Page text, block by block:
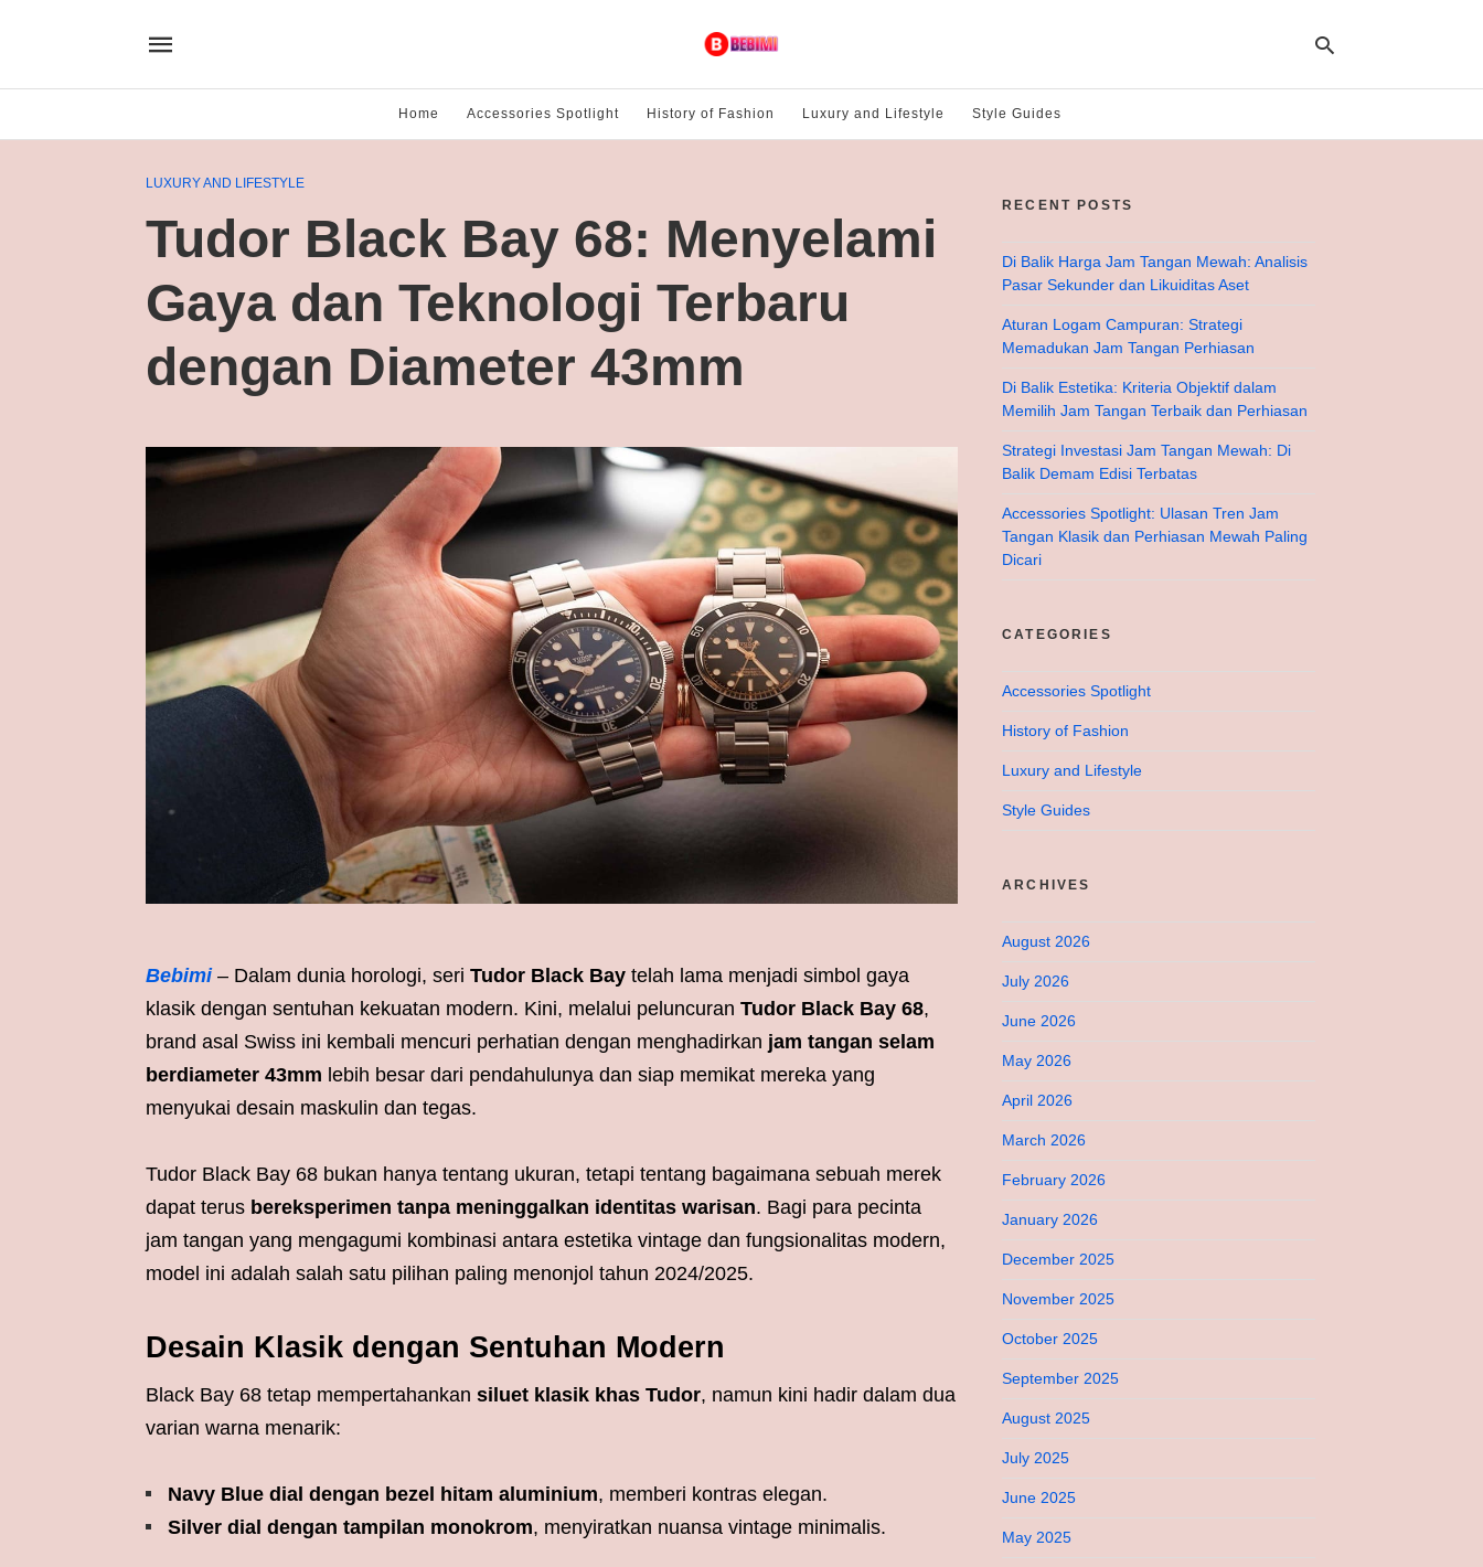
Home Accessories Spotlight History of Fashion Luxury and Lifestyle Style Guides
LUXURY AND LIFESTYLE
Tudor Black Bay 68: Menyelami
Gaya dan Teknologi Terbaru
dengan Diameter 43mm
Bebimi– Dalam dunia horologi, seri Tudor Black Bay telah lama menjadi simbol gaya
klasik dengan sentuhan kekuatan modern. Kini, melalui peluncuran Tudor Black Bay 68,
brand asal Swiss ini kembali mencuri perhatian dengan menghadirkan jam tangan selam
berdiameter 43mm lebih besar dari pendahulunya dan siap memikat mereka yang
menyukai desain maskulin dan tegas.
Tudor Black Bay 68 bukan hanya tentang ukuran, tetapi tentang bagaimana sebuah merek
dapat terus bereksperimen tanpa meninggalkan identitas warisan. Bagi para pecinta
jam tangan yang mengagumi kombinasi antara estetika vintage dan fungsionalitas modern,
model ini adalah salah satu pilihan paling menonjol tahun 2024/2025.
Desain Klasik dengan Sentuhan Modern
Black Bay 68 tetap mempertahankan siluet klasik khas Tudor, namun kini hadir dalam dua
varian warna menarik:
Navy Blue dial dengan bezel hitam aluminium, memberi kontras elegan.
Silver dial dengan tampilan monokrom, menyiratkan nuansa vintage minimalis.
RECENT POSTS
Di Balik Harga Jam Tangan Mewah: Analisis
Pasar Sekunder dan Likuiditas Aset
Aturan Logam Campuran: Strategi
Memadukan Jam Tangan Perhiasan
Di Balik Estetika: Kriteria Objektif dalam
Memilih Jam Tangan Terbaik dan Perhiasan
Strategi Investasi Jam Tangan Mewah: Di
Balik Demam Edisi Terbatas
Accessories Spotlight: Ulasan Tren Jam
Tangan Klasik dan Perhiasan Mewah Paling
Dicari
CATEGORIES
Accessories Spotlight
History of Fashion
Luxury and Lifestyle
Style Guides
ARCHIVES
August 2026
July 2026
June 2026
May 2026
April 2026
March 2026
February 2026
January 2026
December 2025
November 2025
October 2025
September 2025
August 2025
July 2025
June 2025
May 2025